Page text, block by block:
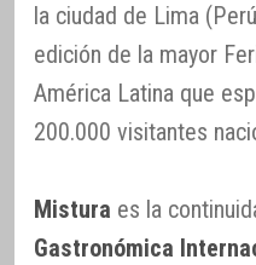
la ciudad de Lima
edición de la mayor
América Latina que
200.000 visitantes
Mistura es la
Gastronómica